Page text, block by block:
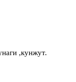
,кунжут.